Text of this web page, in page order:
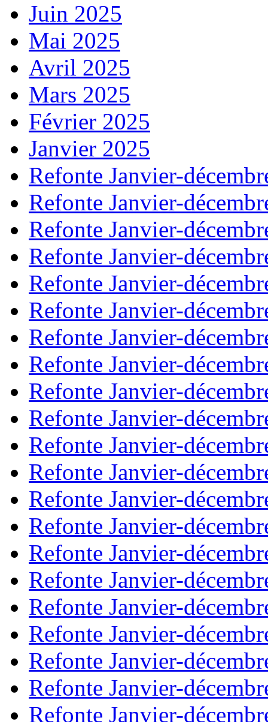
Juin 2025
Mai 2025
Avril 2025
Mars 2025
Février 2025
Janvier 2025
Refonte Janvier-
Refonte Janvier-
Refonte Janvier-
Refonte Janvier-
Refonte Janvier-
Refonte Janvier-
Refonte Janvier-
Refonte Janvier-
Refonte Janvier-
Refonte Janvier-
Refonte Janvier-
Refonte Janvier-
Refonte Janvier-
Refonte Janvier-
Refonte Janvier-
Refonte Janvier-
Refonte Janvier-
Refonte Janvier-
Refonte Janvier-
Refonte Janvier-
Refonte Janvier-